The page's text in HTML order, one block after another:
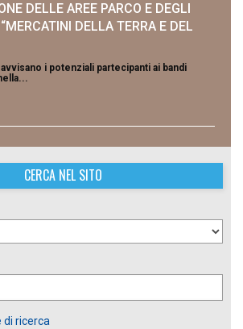
DELLE AREE PARCO E DEGLI
DELLA TERRA E DEL
i potenziali partecipanti ai bandi
CERCA NEL SITO
di ricerca